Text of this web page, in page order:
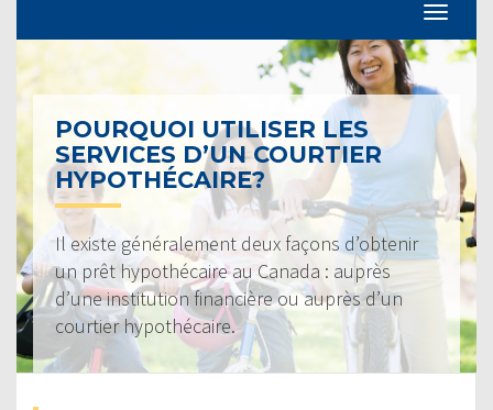
POURQUOI UTILISER LES
SERVICES D’UN COURTIER
HYPOTHÉCAIRE?
Il existe généralement deux façons d’obtenir
un prêt hypothécaire au Canada : auprès
d’une institution financière ou auprès d’un
courtier hypothécaire.